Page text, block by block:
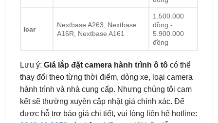
Utour Utour C2L,Utour C2 Max
3.500.000
đồng -
6.900.000
đồng
Icar
Nextbase A263, Nextbase
A16R, Nextbase A161
đồng -
5.900.000
đồng
Lưu ý:Giá lắp đặt camera hành trình ô tôcó thể
thay đổi theo từng thời điểm, dòng xe, loại camera